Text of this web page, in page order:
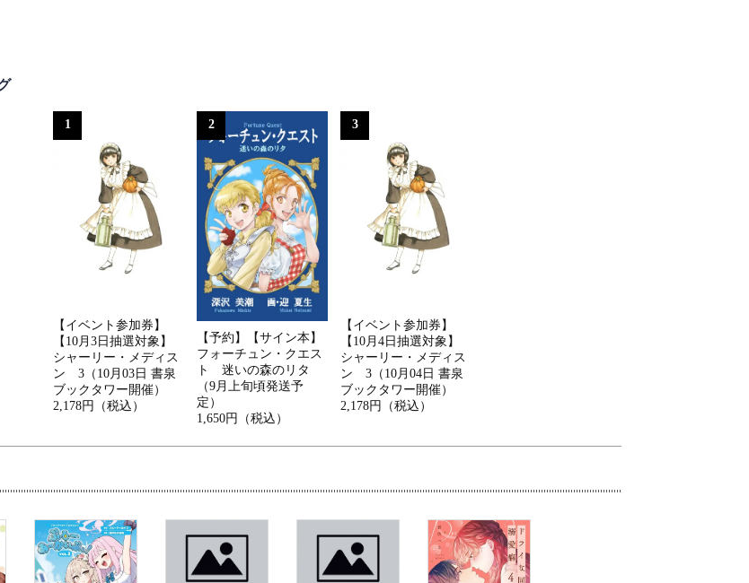
1
【イベント参加券】
【10月3日抽選対象】
シャーリー・メディス
ン 3（10月03日 書泉
ブックタワー開催）
2,178円（税込）
2
【予約】【サイン本】
フォーチュン・クエス
ト 迷いの森のリタ
（9月上旬頃発送予
定）
1,650円（税込）
3
【イベント参加券】
【10月4日抽選対象】
シャーリー・メディス
ン 3（10月04日 書泉
ブックタワー開催）
2,178円（税込）